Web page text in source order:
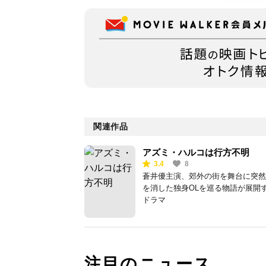
関連作品
アズミ・ハルコは行方不明
3.4 8
蒼井優主演、郊外の街を舞台に突
を消した独身OLを巡る物語が展開
ドラマ